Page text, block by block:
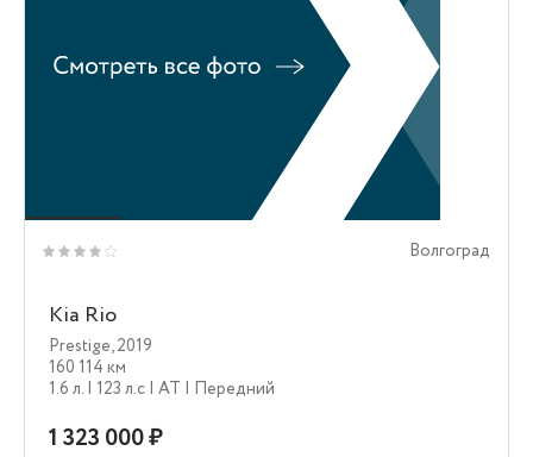
Волгоград
Kia Rio
Prestige,2019
160 114 км
1.6 л. | 123 л.c | AT | Передний
1 323 000 ₽